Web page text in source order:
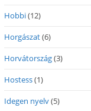
Hobbi(12)
Horgászat(6)
Horvátország(3)
Hostess(1)
Idegen nyelv(5)